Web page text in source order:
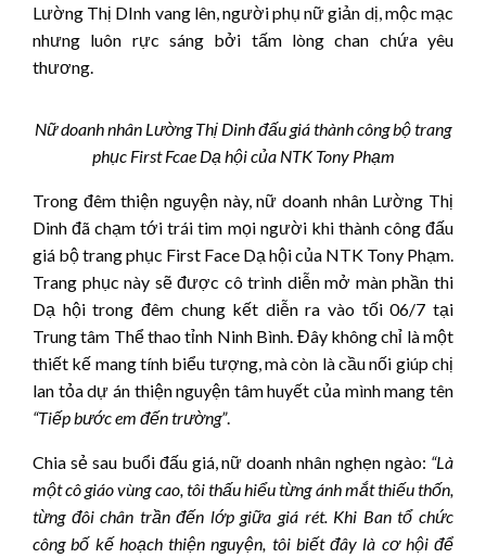
Lường Thị DInh vang lên, người phụ nữ giản dị, mộc mạc
nhưng luôn rực sáng bởi tấm lòng chan chứa yêu
thương.
Nữ doanh nhân Lường Thị Dinh đấu giá thành công bộ trang
phục First Fcae Dạ hội của NTK Tony Phạm
Trong đêm thiện nguyện này, nữ doanh nhân Lường Thị
Dinh đã chạm tới trái tim mọi người khi thành công đấu
giá bộ trang phục First Face Dạ hội của NTK Tony Phạm.
Trang phục này sẽ được cô trình diễn mở màn phần thi
Dạ hội trong đêm chung kết diễn ra vào tối 06/7 tại
Trung tâm Thể thao tỉnh Ninh Bình. Đây không chỉ là một
thiết kế mang tính biểu tượng, mà còn là cầu nối giúp chị
lan tỏa dự án thiện nguyện tâm huyết của mình mang tên
“Tiếp bước em đến trường”.
Chia sẻ sau buổi đấu giá, nữ doanh nhân nghẹn ngào: “Là
một cô giáo vùng cao, tôi thấu hiểu từng ánh mắt thiếu thốn,
từng đôi chân trần đến lớp giữa giá rét. Khi Ban tổ chức
công bố kế hoạch thiện nguyện, tôi biết đây là cơ hội để